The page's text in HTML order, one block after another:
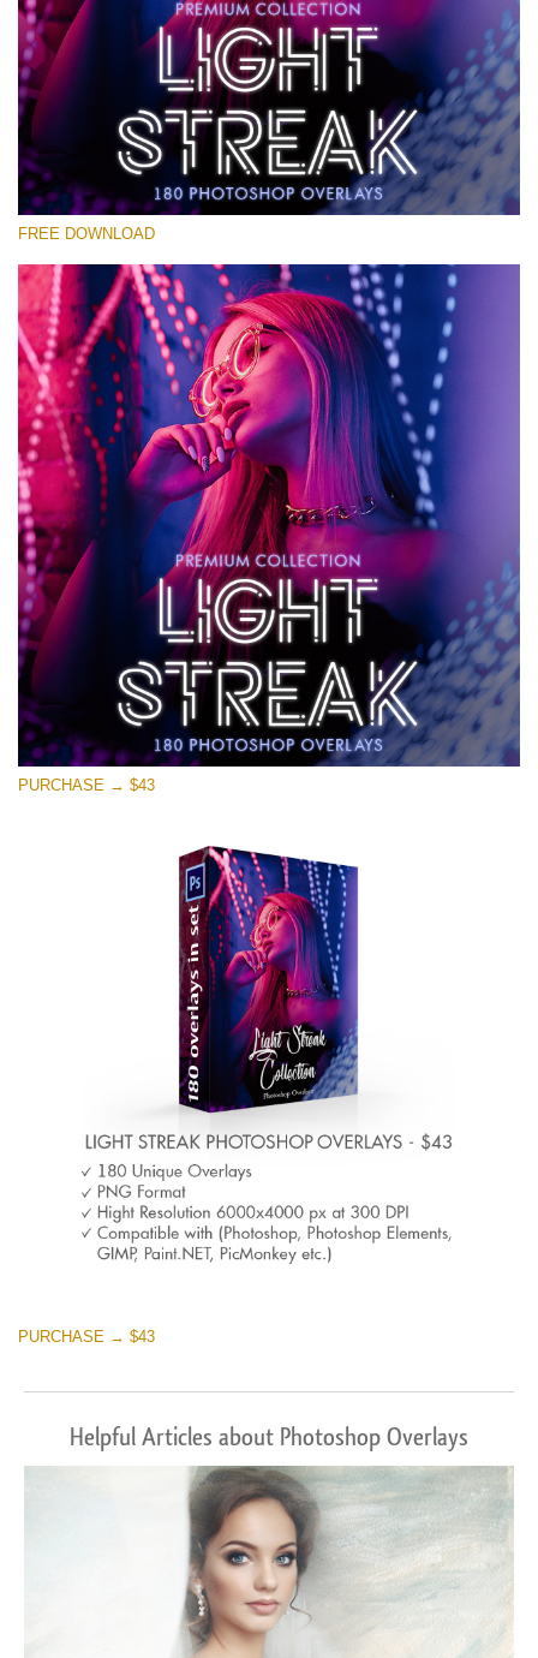
Kérlek, válassz
Free Photoshop Overlay #14
Small 800*533px
Light Streak
(180 Overlays)
Light Sparkling
(740 Overlays)
Large 6000*4000px
Entire Collection
(1783 Overlays)
Large 6000*4000px
Ingyenes letöltés
FREE DOWNLOAD
PURCHASE → $43
PURCHASE → $43
Helpful Articles about Photoshop Overlays